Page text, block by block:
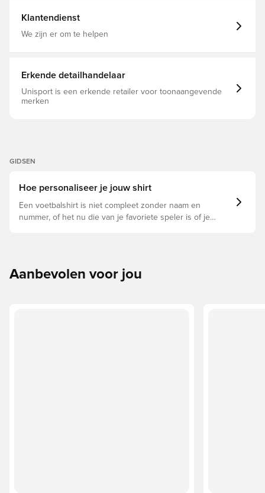
Klantendienst
We zijn er om te helpen
Erkende detailhandelaar
Unisport is een erkende retailer voor toonaangevende
merken
GIDSEN
Hoe personaliseer je jouw shirt
Een voetbalshirt is niet compleet zonder naam en
nummer, of het nu die van je favoriete speler is of je
Aanbevolen voor jou